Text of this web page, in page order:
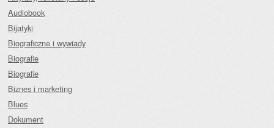
Audiobook
Bijatyki
Biograficzne i wywiady
Biografie
Biografie
Biznes i marketing
Blues
Dokument